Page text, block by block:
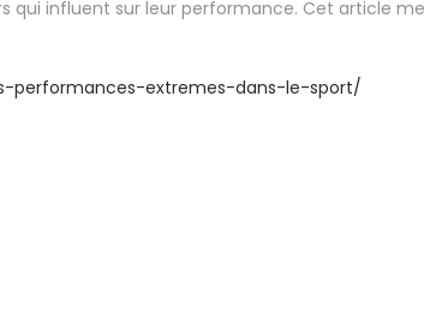
qui influent sur leur performance. Cet article
performances-extremes-dans-le-sport/